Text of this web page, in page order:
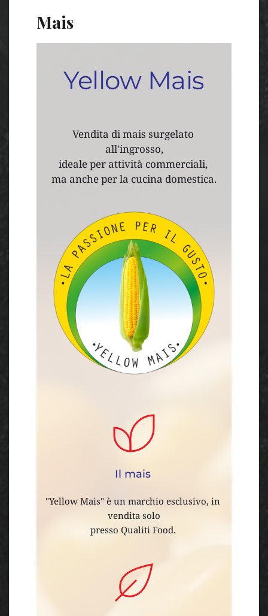
Mais
Yellow Mais
Vendita di mais surgelato
all'ingrosso,
ideale per attività commerciali,
ma anche per la cucina domestica.
Il mais
"Yellow Mais" è un marchio esclusivo, in
vendita solo
presso Qualiti Food.